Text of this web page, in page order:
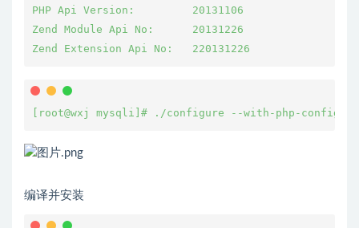
PHP Api Version:         20131106
Zend Module Api No:      20131226
Zend Extension Api No:   220131226
[root@wxj mysqli]# ./configure --with-php-
编译并安装